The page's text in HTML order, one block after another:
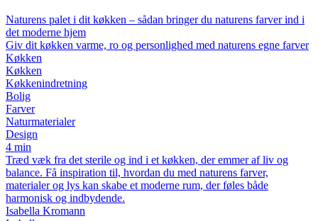
Naturens palet i dit køkken – sådan bringer du naturens farver ind i
det moderne hjem
Giv dit køkken varme, ro og personlighed med naturens egne farver
Køkken
Køkken
Køkkenindretning
Bolig
Farver
Naturmaterialer
Design
4 min
Træd væk fra det sterile og ind i et køkken, der emmer af liv og
balance. Få inspiration til, hvordan du med naturens farver,
materialer og lys kan skabe et moderne rum, der føles både
harmonisk og indbydende.
Isabella Kromann